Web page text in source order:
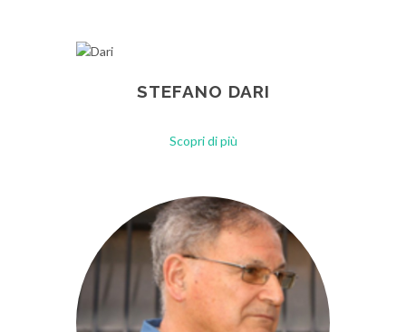
STEFANO DARI
Scopri di più